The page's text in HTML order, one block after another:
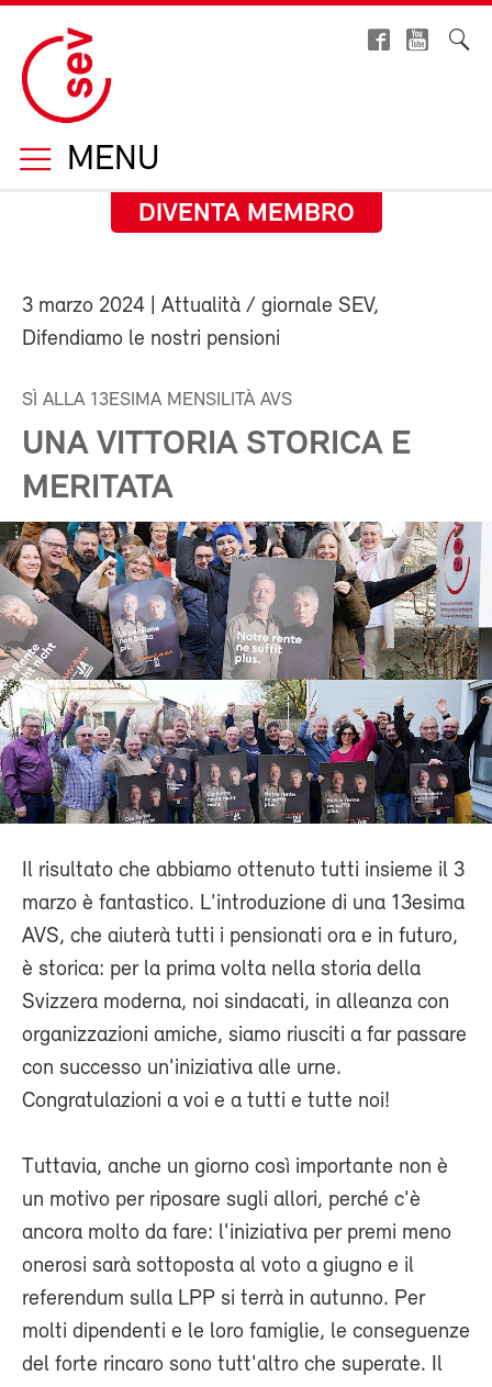
MENU
DIVENTA MEMBRO
3 marzo 2024 | Attualità / giornale SEV,
Difendiamo le nostri pensioni
SÌ ALLA 13ESIMA MENSILITÀ AVS
UNA VITTORIA STORICA E
MERITATA
Il risultato che abbiamo ottenuto tutti insieme il 3
marzo è fantastico. L'introduzione di una 13esima
AVS, che aiuterà tutti i pensionati ora e in futuro,
è storica: per la prima volta nella storia della
Svizzera moderna, noi sindacati, in alleanza con
organizzazioni amiche, siamo riusciti a far passare
con successo un'iniziativa alle urne.
Congratulazioni a voi e a tutti e tutte noi!
Tuttavia, anche un giorno così importante non è
un motivo per riposare sugli allori, perché c'è
ancora molto da fare: l'iniziativa per premi meno
onerosi sarà sottoposta al voto a giugno e il
referendum sulla LPP si terrà in autunno. Per
molti dipendenti e le loro famiglie, le conseguenze
del forte rincaro sono tutt'altro che superate. Il